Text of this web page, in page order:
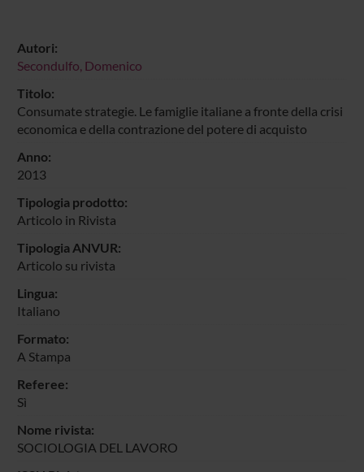
Autori:
Secondulfo, Domenico
Titolo:
Consumate strategie. Le famiglie italiane a fronte della crisi
economica e della contrazione del potere di acquisto
Anno:
2013
Tipologia prodotto:
Articolo in Rivista
Tipologia ANVUR:
Articolo su rivista
Lingua:
Italiano
Formato:
A Stampa
Referee:
Sì
Nome rivista:
SOCIOLOGIA DEL LAVORO